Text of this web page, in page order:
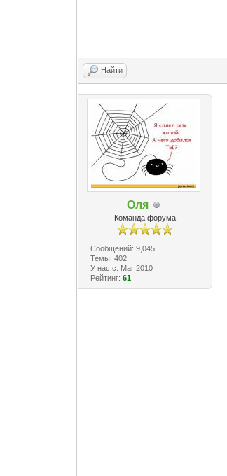
Найти
Оля
Команда форума
Сообщений: 9,045
Темы: 402
У нас с: Mar 2010
Рейтинг: 61